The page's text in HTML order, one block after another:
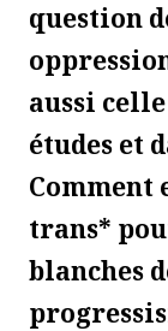
question
aussi celle
études et d
trans*
blanches